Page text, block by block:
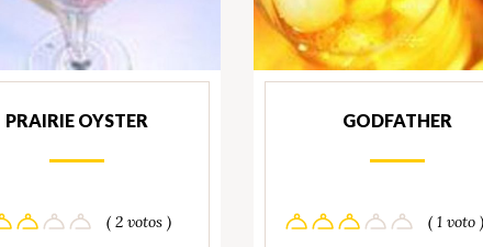
PRAIRIE OYSTER
( 2 votos )
GODFATHER
( 1 voto )